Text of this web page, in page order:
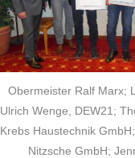
Obermeister Ralf Marx;
Ulrich Wenge, DEW21;
Krebs Haustechnik
Nitzsche GmbH;